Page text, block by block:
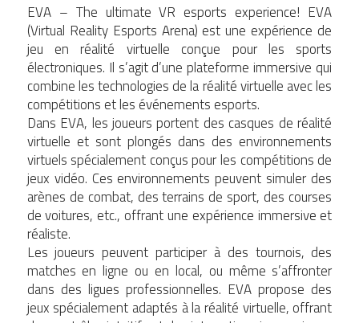
EVA – The ultimate VR esports experience! EVA
(Virtual Reality Esports Arena) est une expérience de
jeu en réalité virtuelle conçue pour les sports
électroniques. Il s’agit d’une plateforme immersive qui
combine les technologies de la réalité virtuelle avec les
compétitions et les événements esports.
Dans EVA, les joueurs portent des casques de réalité
virtuelle et sont plongés dans des environnements
virtuels spécialement conçus pour les compétitions de
jeux vidéo. Ces environnements peuvent simuler des
arènes de combat, des terrains de sport, des courses
de voitures, etc., offrant une expérience immersive et
réaliste.
Les joueurs peuvent participer à des tournois, des
matches en ligne ou en local, ou même s’affronter
dans des ligues professionnelles. EVA propose des
jeux spécialement adaptés à la réalité virtuelle, offrant